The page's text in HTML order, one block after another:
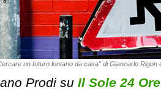
un futuro lontano da casa" di Giancarlo Rigon
Prodi su Il Sole 24 Ore